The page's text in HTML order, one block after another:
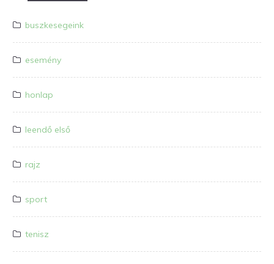
buszkesegeink
esemény
honlap
leendő első
rajz
sport
tenisz